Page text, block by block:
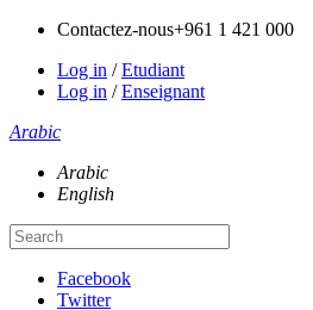
Contactez-nous+961 1 421 000
Log in /Etudiant
Log in /Enseignant
Arabic
Arabic
English
Facebook
Twitter